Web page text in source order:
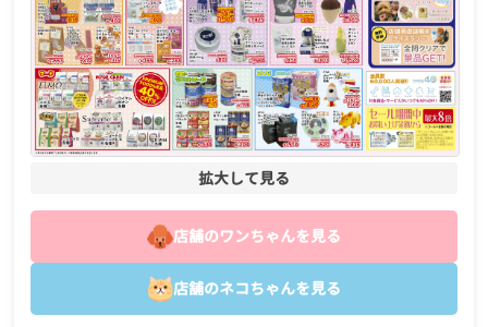
拡大して見る
店舗のワンちゃんを見る
店舗のネコちゃんを見る